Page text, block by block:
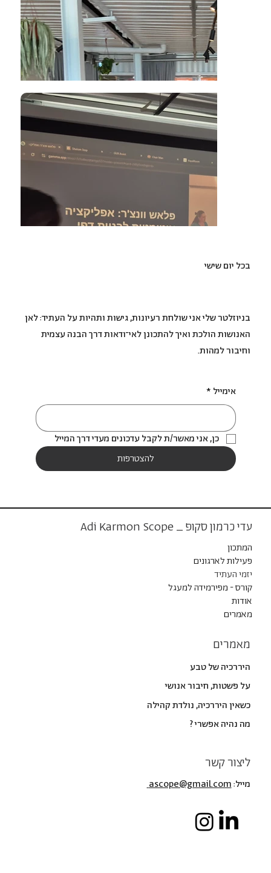
אימייל *
כן, אני מאשר/ת לקבל עדכונים מעדי דרך המייל
להצטרפות
בכל יום שישי
בניוזלטר שלי אני שולחת רעיונות, גישות ותהיות על העתיד: לאן
האנושות הולכת ואיך להתכונן לאי־ודאות דרך הבנה עצמית
וחיבור למהות.
ליצור קשר
מייל:ascope@gmail.com
מאמרים
היררכיה של טבע
על פשטות, חיבור אנושי
כשאין היררכיה, נולדת קהילה
מה נהיה אפשרי ?
עדי כרמון סקופ _ Adi Karmon Scope
המתכון
פעילות לארגונים
יזמי העתיד
קורס - מפירמידה למעגל
אודות
מאמרים